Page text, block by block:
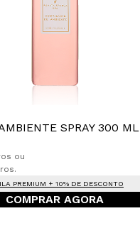
SPRAY 300 ML
ou
PREMIUM + 10% DE DESCONTO
COMPRAR AGORA